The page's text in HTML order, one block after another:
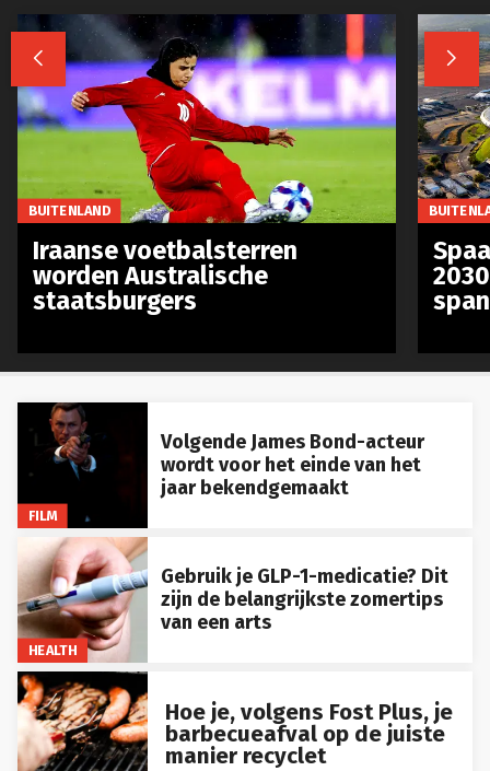
FILM
Volgende James Bond-acteur
wordt voor het einde van het
jaar bekendgemaakt
HEALTH
Gebruik je GLP-1-medicatie? Dit
zijn de belangrijkste zomertips
van een arts
Hoe je, volgens Fost Plus, je
barbecueafval op de juiste
manier recyclet
 
BUITENLAND
Iraanse voetbalsterren
worden Australische
staatsburgers